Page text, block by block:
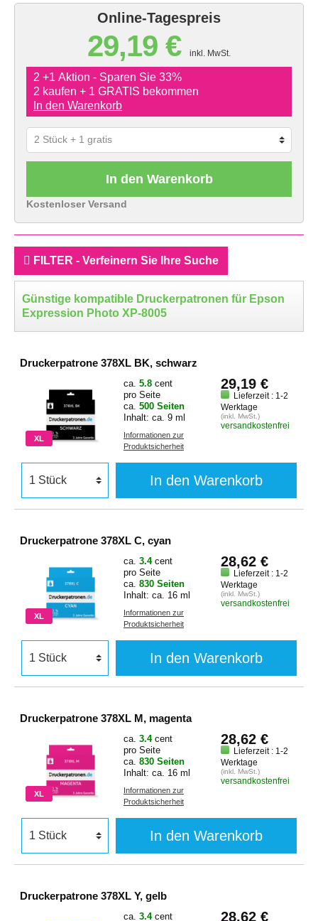
Online-Tagespreis
29,19 € inkl. MwSt.
2 +1 Aktion - Sparen Sie 33%
2 kaufen + 1 GRATIS bekommen
In den Warenkorb
In den Warenkorb
Kostenloser Versand
FILTER - Verfeinern Sie Ihre Suche
Günstige kompatible Druckerpatronen für Epson
Expression Photo XP-8005
Druckerpatrone 378XL BK, schwarz
XL
ca. 5.8 cent
pro Seite
ca. 500 Seiten
Inhalt: ca. 9 ml
Informationen zur
Produktsicherheit
29,19 €
Lieferzeit : 1-2
Werktage
(inkl. MwSt.)
versandkostenfrei
In den Warenkorb
Druckerpatrone 378XL C, cyan
XL
ca. 3.4 cent
pro Seite
ca. 830 Seiten
Inhalt: ca. 16 ml
Informationen zur
Produktsicherheit
28,62 €
Lieferzeit : 1-2
Werktage
(inkl. MwSt.)
versandkostenfrei
In den Warenkorb
Druckerpatrone 378XL M, magenta
XL
ca. 3.4 cent
pro Seite
ca. 830 Seiten
Inhalt: ca. 16 ml
Informationen zur
Produktsicherheit
28,62 €
Lieferzeit : 1-2
Werktage
(inkl. MwSt.)
versandkostenfrei
In den Warenkorb
Druckerpatrone 378XL Y, gelb
ca. 3.4 cent
28,62 €